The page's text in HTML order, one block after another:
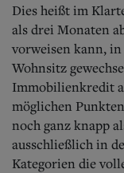
Dies heißt im
als drei Monaten
vorweisen kann,
Wohnsitz
Immobilienkredit
möglichen
noch ganz knapp
ausschließlich in
Kategorien die